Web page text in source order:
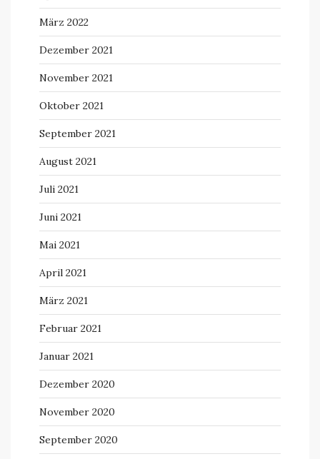
März 2022
Dezember 2021
November 2021
Oktober 2021
September 2021
August 2021
Juli 2021
Juni 2021
Mai 2021
April 2021
März 2021
Februar 2021
Januar 2021
Dezember 2020
November 2020
September 2020